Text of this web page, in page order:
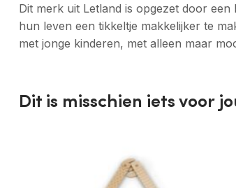
Dit merk uit Letland is opgezet door
hun leven een tikkeltje makkelijker te
met jonge kinderen, met alleen maar
Dit is misschien iets voor